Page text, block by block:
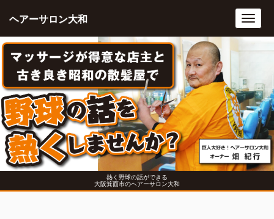
熱く野球の話ができる
大阪箕面市のヘアーサロン大和
ヘアーサロン大和